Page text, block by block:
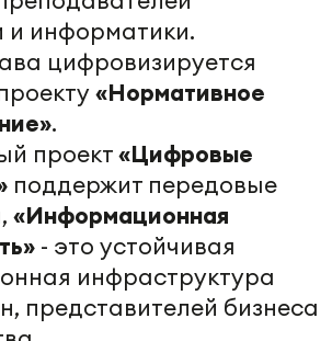
и информатики.
цифровизируется
«Нормативное
.
проект«Цифровые
поддержит передовые
«Информационная
- это устойчивая
инфраструктура
представителей бизнеса